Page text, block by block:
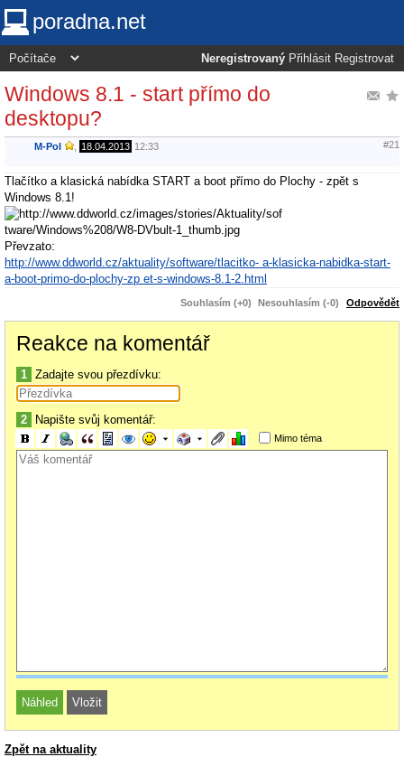
poradna.net
Neregistrovaný Přihlásit Registrovat
Windows 8.1 - start přímo do
desktopu?
M-Pol 18.04.2013 12:33 #21
Tlačítko a klasická nabídka START a boot přímo do Plochy - zpět s
Windows 8.1!
Převzato:
http://www.ddworld.cz/aktuality/software/tlacitko- a-klasicka-nabidka-start-
a-boot-primo-do-plochy-zp et-s-windows-8.1-2.html
Souhlasím (+0) Nesouhlasím (-0) Odpovědět
Reakce na komentář
1 Zadajte svou přezdívku:
2 Napište svůj komentář:
Mimo téma
Zpět na aktuality